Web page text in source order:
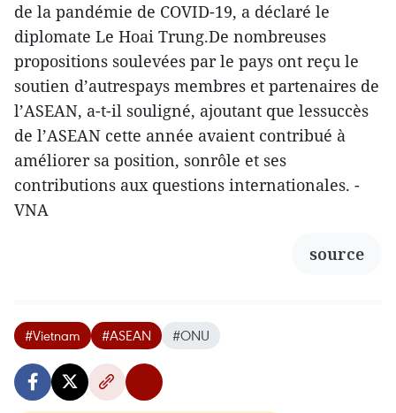
de la pandémie de COVID-19, a déclaré le
diplomate Le Hoai Trung.De nombreuses
propositions soulevées par le pays ont reçu le
soutien d’autrespays membres et partenaires de
l’ASEAN, a-t-il souligné, ajoutant que lessuccès
de l’ASEAN cette année avaient contribué à
améliorer sa position, sonrôle et ses
contributions aux questions internationales. -
VNA
source
#Vietnam #ASEAN #ONU